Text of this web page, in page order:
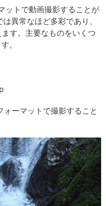
ットで動画撮影することが
異常なほど多彩であり、
す。主要なものをいくつ
。
ーマットで撮影すること